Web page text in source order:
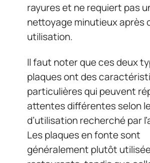
rayures et ne requiert pas
nettoyage minutieux après
utilisation.
Il faut noter que ces deux
plaques ont des
particulières qui peuvent
attentes différentes selon
d’utilisation recherché par
Les plaques en fonte sont
généralement plutôt